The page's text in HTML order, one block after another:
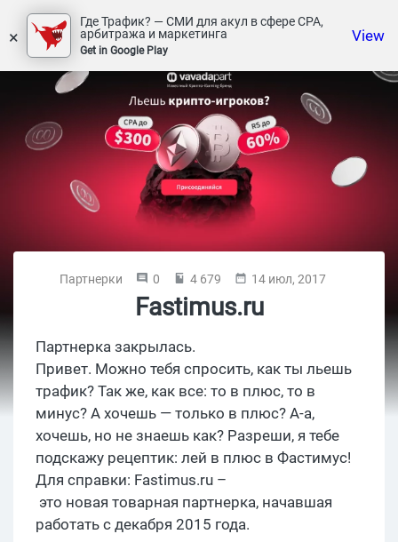
×
Где Трафик? — СМИ для акул в сфере СРА,
арбитража и маркетинга
Get in Google Play
View
Партнерки 0 4 679 14 июл, 2017
Fastimus.ru
Партнерка закрылась.
Привет. Можно тебя спросить, как ты льешь
трафик? Так же, как все: то в плюс, то в
минус? А хочешь — только в плюс? А-а,
хочешь, но не знаешь как? Разреши, я тебе
подскажу рецептик: лей в плюс в Фастимус!
Для справки: Fastimus.ru –
это новая товарная партнерка, начавшая
работать с декабря 2015 года.